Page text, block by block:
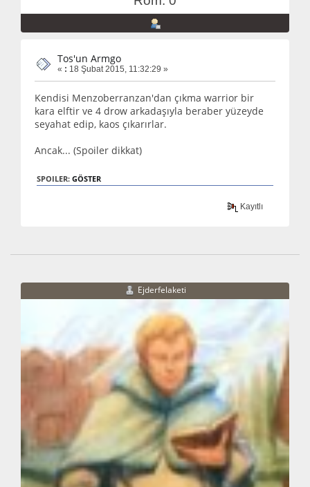
Tos'un Armgo
« : 18 Şubat 2015, 11:32:29 »
Kendisi Menzoberranzan'dan çıkma warrior bir
kara elftir ve 4 drow arkadaşıyla beraber yüzeyde
seyahat edip, kaos çıkarırlar.
Ancak... (Spoiler dikkat)
SPOILER: GÖSTER
Kayıtlı
Ejderfelaketi